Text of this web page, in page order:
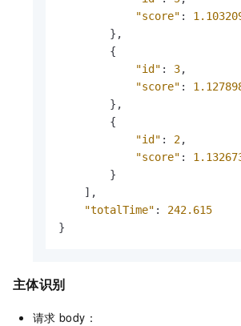
"score" :
} ,
{
"id" : 3,
"score" :
} ,
{
"id" : 2,
"score" :
}
] ,
"totalTime" :
242.615
}
主体识别
请求 body：